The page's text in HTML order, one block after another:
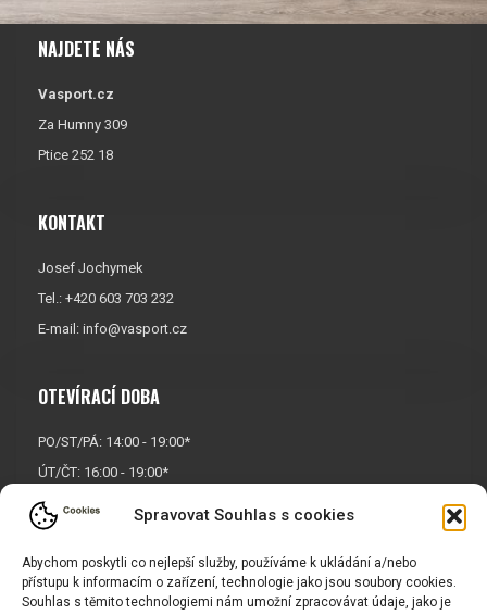
Spravovat Souhlas s cookies
Abychom poskytli co nejlepší služby, používáme k ukládání a/nebo
přístupu k informacím o zařízení, technologie jako jsou soubory cookies.
Souhlas s těmito technologiemi nám umožní zpracovávat údaje, jako je
NAJDETE NÁS
Vasport.cz
Za Humny 309
Ptice 252 18
KONTAKT
Josef Jochymek
Tel.: +420 603 703 232
E-mail: info@vasport.cz
OTEVÍRACÍ DOBA
PO/ST/PÁ: 14:00 - 19:00*
ÚT/ČT: 16:00 - 19:00*
Sobota: 9:00 - 17:00*
Neděle:
* Říjen, listopad a prosinec
OTEVŘENO POUZE
PO/ST/PÁ